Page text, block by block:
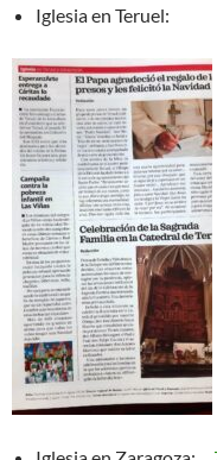
Iglesia en Teruel: